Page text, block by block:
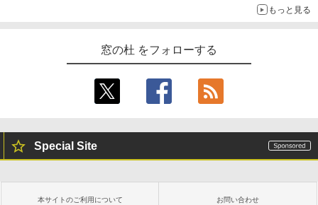
もっと見る
窓の杜 をフォローする
Special Site
本サイトのご利用について お問い合わせ